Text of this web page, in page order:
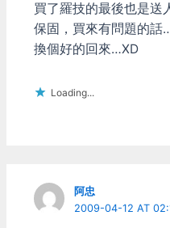
買了羅技的最後也是送
保固，買來有問題的話
換個好的回來…XD
Loading...
阿忠
2009-04-12 AT